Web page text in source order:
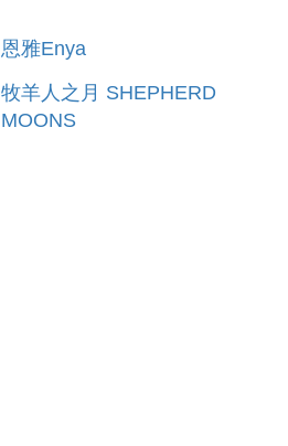
恩雅Enya
牧羊人之月 SHEPHERD
MOONS